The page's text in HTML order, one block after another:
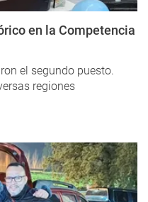
en la Competencia
el segundo puesto.
regiones